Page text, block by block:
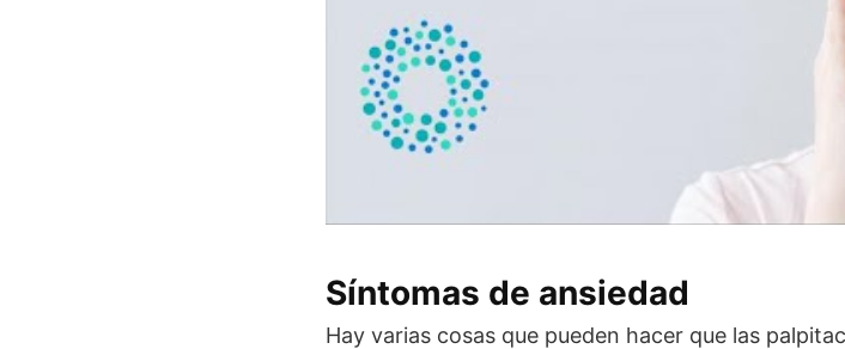
Síntomas de ansiedad
Hay varias cosas que pueden hacer que las